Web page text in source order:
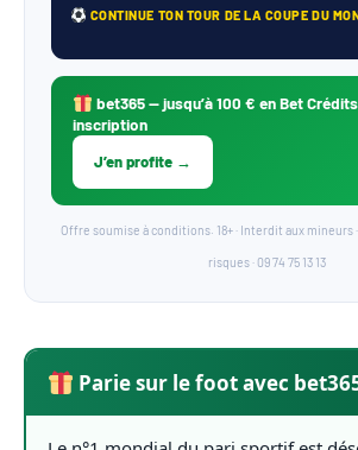
CONTINUE TON TOUR DE LA COUPE DU
bet365— jusqu’à 100 € en Bet
inscription
J’en profite →
Offre soumise à conditions. 18+ · Interdit aux mineurs
risques · 09 74 75 13 13
Parie sur le foot avec